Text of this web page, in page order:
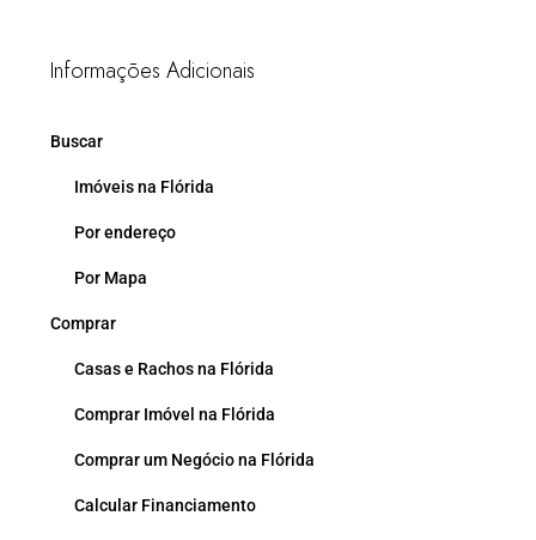
Informações Adicionais
Buscar
Imóveis na Flórida
Por endereço
Por Mapa
Comprar
Casas e Rachos na Flórida
Comprar Imóvel na Flórida
Comprar um Negócio na Flórida
Calcular Financiamento